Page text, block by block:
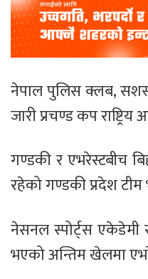
नेपाल पुलिस क्लब,
जारी प्रचण्ड कप
गण्डकी र एभरेस्टबीच
रहेको गण्डकी प्रदेश
नेसनल स्पोर्ट्स
भएको अन्तिम खेलमा